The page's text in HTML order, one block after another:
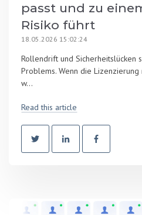
passt und zu
Risiko führt
18.05.2026 15:02:24
Rollendrift und Sicherheitslücken
Problems. Wenn die
w...
Read this article